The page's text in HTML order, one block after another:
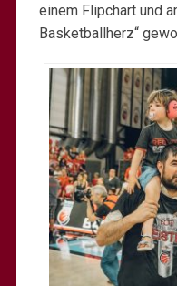
einem Flipchart und
Basketballherz“